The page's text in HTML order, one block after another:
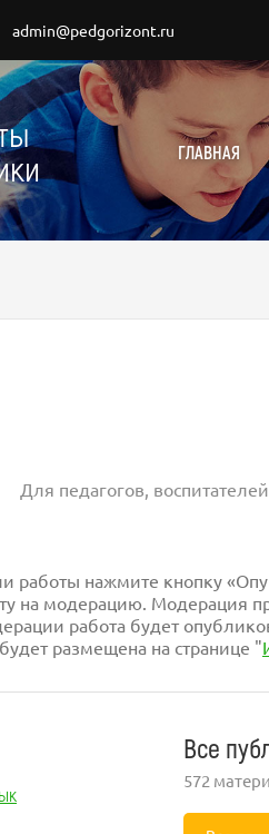
admin@pedgorizont.ru
ГЛАВНАЯ
Для педагогов,
работы нажмите кнопку
на модерацию. Модерация
работа будет
размещена на странице "
Все
572